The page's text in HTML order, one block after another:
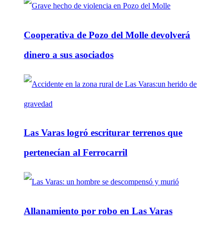
Cooperativa de Pozo del Molle devolverá
dinero a sus asociados
Las Varas logró escriturar terrenos que
pertenecían al Ferrocarril
Allanamiento por robo en Las Varas